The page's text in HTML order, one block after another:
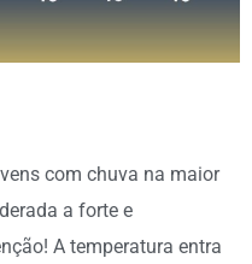
com chuva na maior
a forte e
A temperatura entra